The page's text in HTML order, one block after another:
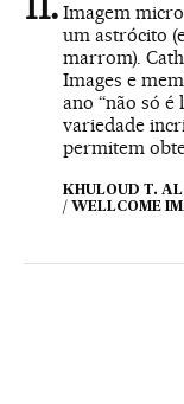
Imagem
um astrócito
marrom).
Images e
ano “não só
variedade
permitem
KHULOUD T.
/ WELLCOME